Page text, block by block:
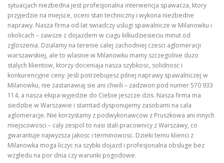
sytuacjach niezbedna jest profesjonalna interwencja spawacza, ktory
przyjedzie na miejsce, oceni stan techniczny i wykona niezbedne
naprawy. Nasza firma od lat swiadczy uslugi spawalnicze w Milanowku i
okolicach – zawsze z dojazdem w ciagu kilkudziesieciu minut od
zgloszenia. Dzialamy na terenie calej zachodniej czesci aglomeracji
warszawskiej, ale to wlasnie w Milanowku mamy szczegolnie duzo
stalych klientow, ktorzy doceniaja nasza szybkosc, solidnosc i
konkurencyjne ceny. Jesli potrzebujesz pilnej naprawy spawalniczej w
Milanowku, nie zastanawiaj sie ani chwili – zadzwon pod numer 570 933
114, a nasza ekipa wyjedzie do Ciebie jeszcze dzis. Nasza firma ma
siedzibe w Warszawie i stamtad dysponujemy zasobami na cala
aglomeracje. Nie korzystamy z podwykonawcow z Pruszkowa ani innych
miejscowosci – caly zespol to nasi stali pracownicy z Warszawy, co
gwarantuje najwyzsza jakosc i terminowosc. Dzieki temu klienci z
Milanowka moga liczyc na szybki dojazd i profesjonalna obsluge bez
wzgledu na por dnia czy warunki pogodowe.